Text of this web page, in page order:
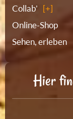
Collab'
Online-Shop
Sehen, erleben
Hier